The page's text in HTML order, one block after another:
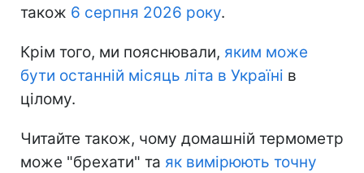
також 6 серпня 2026 року.
Крім того, ми пояснювали, яким може
бути останній місяць літа в Україні в
цілому.
Читайте також, чому домашній термометр
може "брехати" та як вимірюють точну